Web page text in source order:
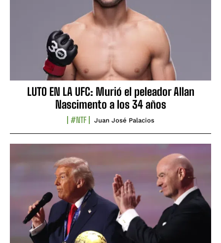
LUTO EN LA UFC: Murió el peleador Allan
Nascimento a los 34 años
#NTF Juan José Palacios